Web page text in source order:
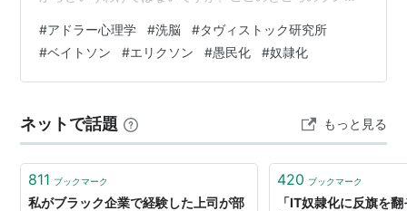
のもありますが、ちょっと茹でて、ただ袋を開けてから
めるだけというバラエティーに富んだ市販のソース（こ
れも安い！）のおかげで、節約が目的ではないけれど
いパスタが食べれてしまうというのはやはり嬉しい
（笑）。実際には、他に野菜とから揚げとかのたんぱく
#アドラー心理学 #洗脳 #タヴィストック研究所
#ベイトソン #エリクソン #愚民化 #奴隷化
ネットで話題 もっと見る
811 ブックマーク
私がブラック企業で経験した上司が部
420 ブックマーク
「IT奴隷化に反旗を